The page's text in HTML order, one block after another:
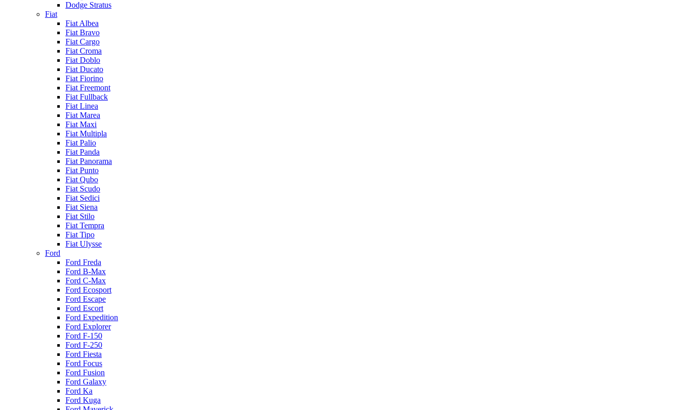
Dodge Stratus
Fiat
Fiat Albea
Fiat Bravo
Fiat Cargo
Fiat Croma
Fiat Doblo
Fiat Ducato
Fiat Fiorino
Fiat Freemont
Fiat Fullback
Fiat Linea
Fiat Marea
Fiat Maxi
Fiat Multipla
Fiat Palio
Fiat Panda
Fiat Panorama
Fiat Punto
Fiat Qubo
Fiat Scudo
Fiat Sedici
Fiat Siena
Fiat Stilo
Fiat Tempra
Fiat Tipo
Fiat Ulysse
Ford
Ford Freda
Ford B-Max
Ford C-Max
Ford Ecosport
Ford Escape
Ford Escort
Ford Expedition
Ford Explorer
Ford F-150
Ford F-250
Ford Fiesta
Ford Focus
Ford Fusion
Ford Galaxy
Ford Ka
Ford Kuga